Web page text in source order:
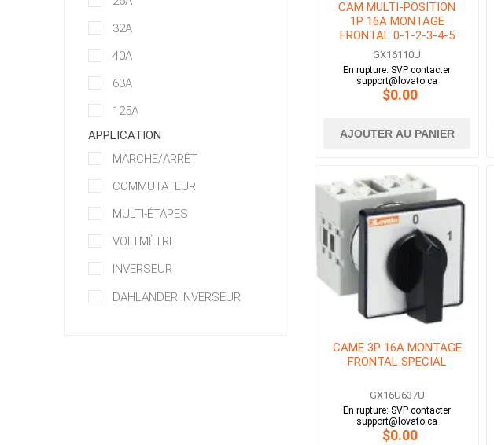
CAM MULTI-POSITION
1P 16A MONTAGE
FRONTAL 0-1-2-3-4-5
GX16110U
En rupture: SVP contacter
support@lovato.ca
$0.00
AJOUTER AU PANIER
CAME 3P 16A MONTAGE
FRONTAL SPECIAL
GX16U637U
En rupture: SVP contacter
support@lovato.ca
$0.00
32A
40A
63A
125A
APPLICATION
MARCHE/ARRÊT
COMMUTATEUR
MULTI-ÉTAPES
VOLTMÈTRE
INVERSEUR
DAHLANDER INVERSEUR